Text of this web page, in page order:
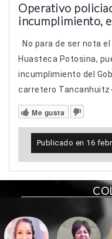
Operativo
incumplimiento,
No para de ser nota
Huasteca Potosina,
incumplimiento del
carretero
Me gusta
Publicado en 16